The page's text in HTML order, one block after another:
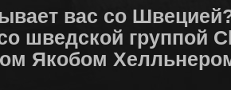
вас со
шведской группой
Якобом